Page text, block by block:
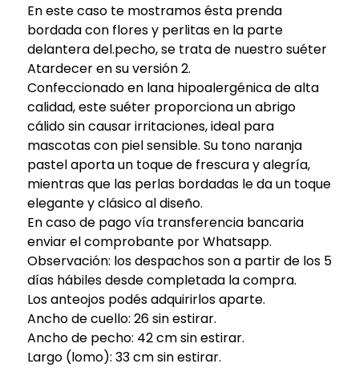
En este caso te mostramos ésta prenda
bordada con flores y perlitas en la parte
delantera del.pecho, se trata de nuestro suéter
Atardecer en su versión 2.
Confeccionado en lana hipoalergénica de alta
calidad, este suéter proporciona un abrigo
cálido sin causar irritaciones, ideal para
mascotas con piel sensible. Su tono naranja
pastel aporta un toque de frescura y alegría,
mientras que las perlas bordadas le da un toque
elegante y clásico al diseño.
En caso de pago vía transferencia bancaria
enviar el comprobante por Whatsapp.
Observación: los despachos son a partir de los 5
días hábiles desde completada la compra.
Los anteojos podés adquirirlos aparte.
Ancho de cuello: 26 sin estirar.
Ancho de pecho: 42 cm sin estirar.
Largo (lomo): 33 cm sin estirar.